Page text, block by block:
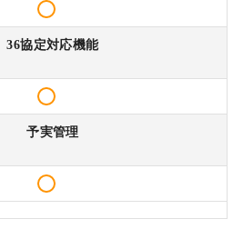
36協定対応機能
予実管理